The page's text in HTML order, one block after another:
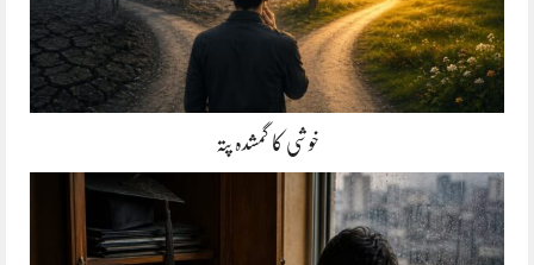
خوشی کا گمشدہ پتہ